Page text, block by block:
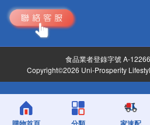
食品業者登錄字號 A-
Copyright©2026 Uni-Prosperity